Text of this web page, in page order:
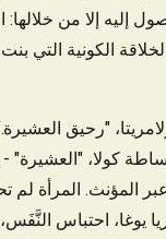
إليه إلا من خلالها:
الكونية التي
"رحيق العشيرة."
كولا، "العشيرة" -
المؤنث. المرأة لم
يوغا، احتباس